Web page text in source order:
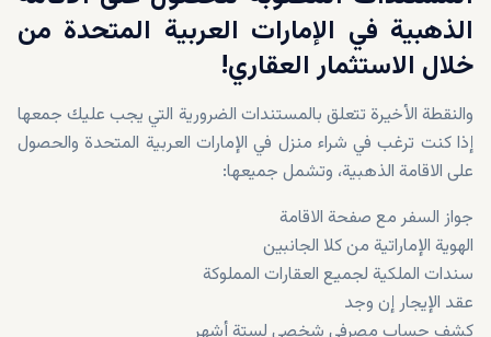
الذهبية في الإمارات العربية المتحدة من
خلال الاستثمار العقاري!
والنقطة الأخيرة تتعلق بالمستندات الضرورية التي يجب عليك جمعها
إذا كنت ترغب في شراء منزل في الإمارات العربية المتحدة والحصول
على الاقامة الذهبية، وتشمل جميعها:
جواز السفر مع صفحة الاقامة
الهوية الإماراتية من كلا الجانبين
سندات الملكية لجميع العقارات المملوكة
عقد الإيجار إن وجد